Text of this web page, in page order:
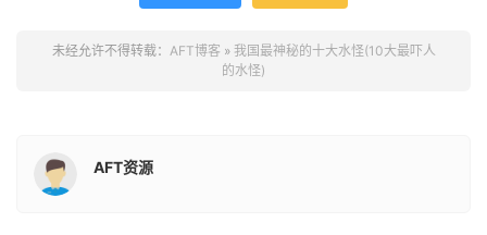
未经允许不得转载： AFT博客 » 我国最神秘的十大水怪(10大最吓人
的水怪)
AFT资源